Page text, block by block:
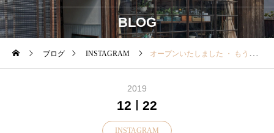
BLOG
ブログ INSTAGRAM オープンいたしました ・ もうすぐChristmas 子供から大人まで嬉しいプレゼントに スノードームはいかが？ ・ キ
2019
12 22
INSTAGRAM